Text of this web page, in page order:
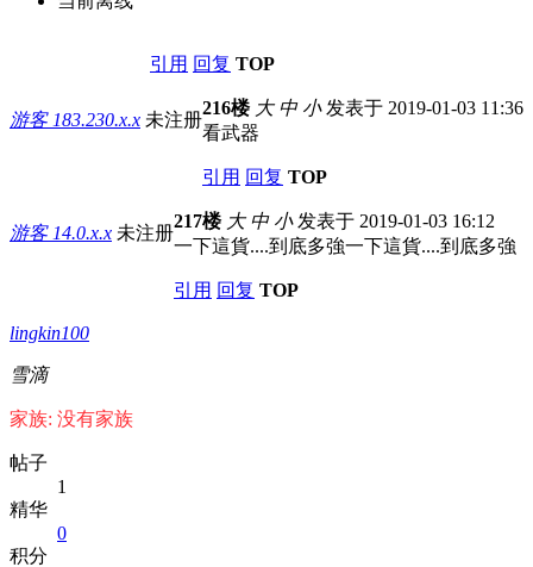
引用 回复 TOP
游客 183.230.x.x 未注册
216楼 大 中 小发表于 2019-01-03 11:36
看武器
引用 回复 TOP
游客 14.0.x.x 未注册
217楼 大 中 小发表于 2019-01-03 16:12
一下這貨....到底多強一下這貨....到底多強
引用 回复 TOP
lingkin100
雪滴
家族: 没有家族
帖子
1
精华
0
积分